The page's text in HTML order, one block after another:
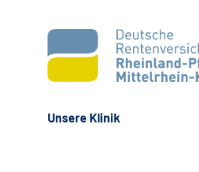
Unsere Klinik